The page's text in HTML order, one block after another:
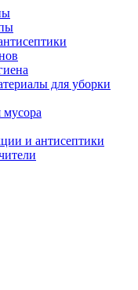
для уборки
и антисептики